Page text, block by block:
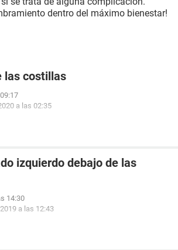
dentro del máximo bienestar!
las costillas
a las 02:35
izquierdo debajo de las
14:30
a las 12:43